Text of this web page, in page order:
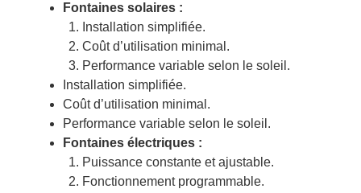
Fontaines solaires :
Installation simplifiée.
Coût d’utilisation minimal.
Performance variable selon le soleil.
Installation simplifiée.
Coût d’utilisation minimal.
Performance variable selon le soleil.
Fontaines électriques :
Puissance constante et ajustable.
Fonctionnement programmable.